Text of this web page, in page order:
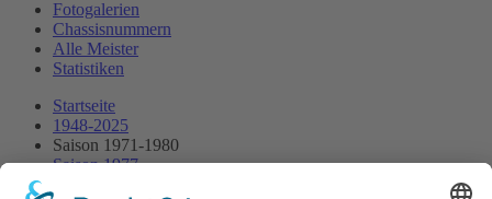
Fotogalerien
Chassisnummern
Alle Meister
Statistiken
Startseite
1948-2025
Saison 1971-1980
Saison 1977